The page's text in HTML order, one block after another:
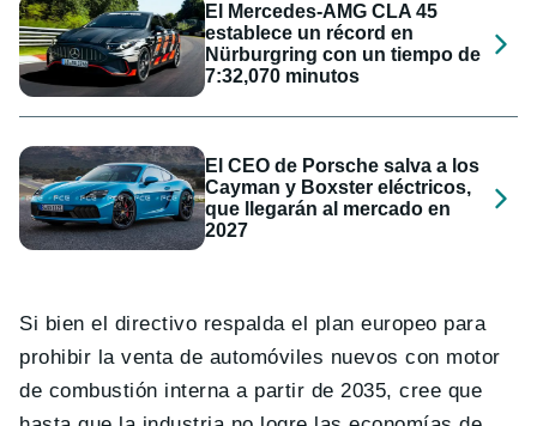
El Mercedes-AMG CLA 45
establece un récord en
Nürburgring con un tiempo de
7:32,070 minutos
El CEO de Porsche salva a los
Cayman y Boxster eléctricos,
que llegarán al mercado en
2027
Si bien el directivo respalda el plan europeo para
prohibir la venta de automóviles nuevos con motor
de combustión interna a partir de 2035, cree que